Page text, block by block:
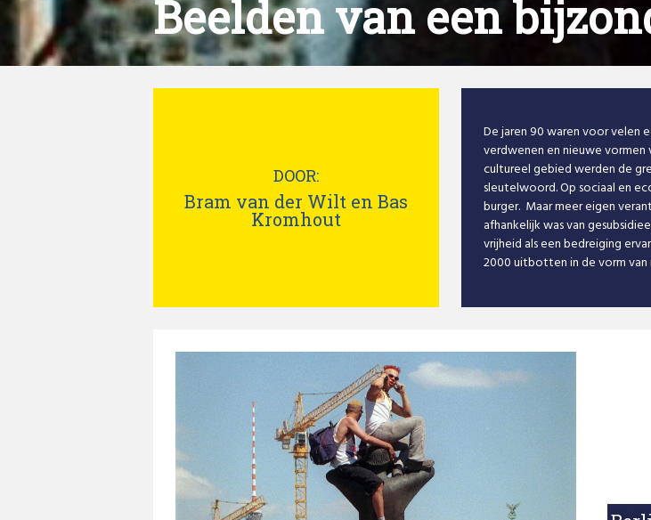
Beelden van een
DOOR:
Bram van der Wilt en Bas
Kromhout
De jaren 90 waren voor velen
verdwenen en nieuwe vormen
cultureel gebied werden de
sleutelwoord. Op sociaal en
burger. Maar meer eigen
afhankelijk was van
vrijheid als een bedreiging
2000 uitbotten in de vorm